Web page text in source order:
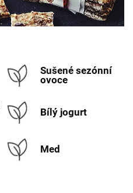
Sušené sezónní
ovoce
Bílý jogurt
Med